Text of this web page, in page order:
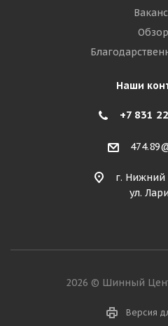
Наши
+7 831
г. Нижний
ул.
2026 © Шинный
Версия